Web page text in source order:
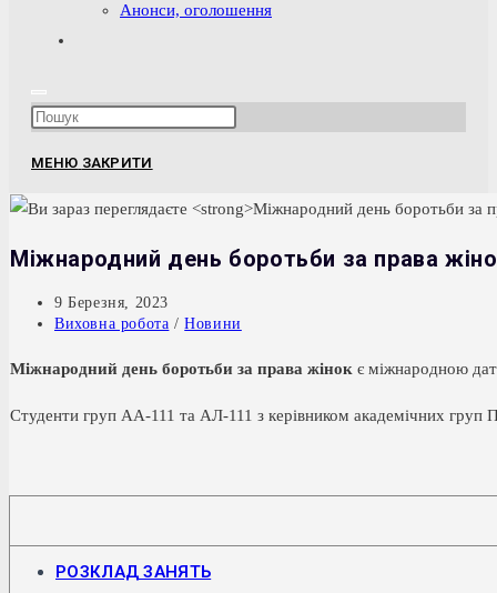
Анонси, оголошення
веб-
сайті
close
search
МЕНЮ ЗАКРИТИ
Міжнародний день боротьби за права
Запис
опубліковано:
9 Березня, 2023
Категорія
Виховна робота / Новини
Міжнародний день боротьби за права жінок є міжнародною
Студенти груп АА-111 та АЛ-111 з керівником академічних груп
РОЗКЛАД ЗАНЯТЬВідкриється